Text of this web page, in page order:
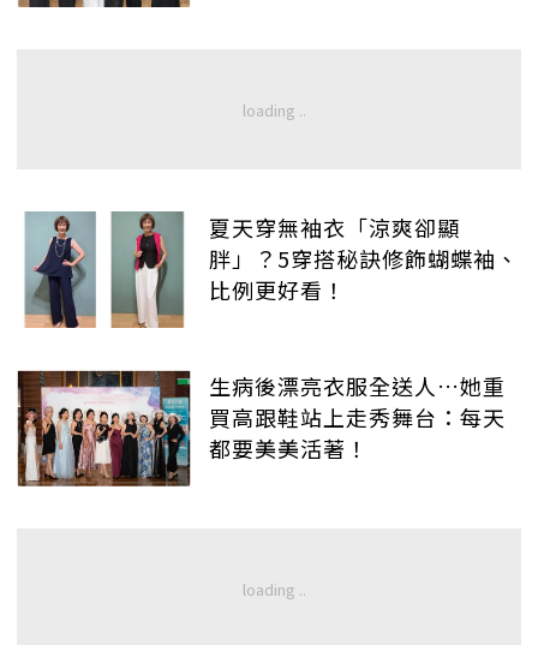
夏天穿無袖衣「涼爽卻顯
胖」？5穿搭秘訣修飾蝴蝶袖、
比例更好看！
生病後漂亮衣服全送人…她重
買高跟鞋站上走秀舞台：每天
都要美美活著！